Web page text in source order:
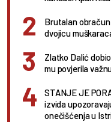
Brutalan
dvojicu
Zlatko Dalić
mu povjerila
STANJE JE
izvida
onečišćenja u